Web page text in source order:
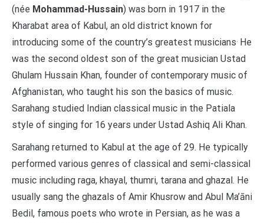
(née Mohammad-Hussain) was born in 1917 in the
Kharabat area of Kabul, an old district known for
introducing some of the country’s greatest musicians He
was the second oldest son of the great musician Ustad
Ghulam Hussain Khan, founder of contemporary music of
Afghanistan, who taught his son the basics of music.
Sarahang studied Indian classical music in the Patiala
style of singing for 16 years under Ustad Ashiq Ali Khan.
Sarahang returned to Kabul at the age of 29. He typically
performed various genres of classical and semi-classical
music including raga, khayal, thumri, tarana and ghazal. He
usually sang the ghazals of Amir Khusrow and Abul Ma’āni
Bedil, famous poets who wrote in Persian, as he was a